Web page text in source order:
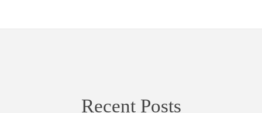
Recent Posts